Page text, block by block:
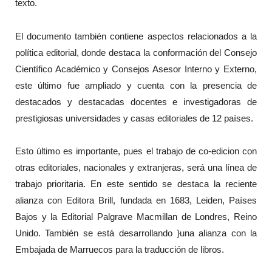
texto.
El documento también contiene aspectos relacionados a la
política editorial, donde destaca la conformación del Consejo
Científico Académico y Consejos Asesor Interno y Externo,
este último fue ampliado y cuenta con la presencia de
destacados y destacadas docentes e investigadoras de
prestigiosas universidades y casas editoriales de 12 países.
Esto último es importante, pues el trabajo de co-edicion con
otras editoriales, nacionales y extranjeras, será una línea de
trabajo prioritaria. En este sentido se destaca la reciente
alianza con Editora Brill, fundada en 1683, Leiden, Países
Bajos y la Editorial Palgrave Macmillan de Londres, Reino
Unido. También se está desarrollando }una alianza con la
Embajada de Marruecos para la traducción de libros.